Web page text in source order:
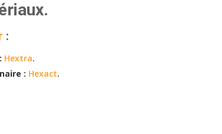
:
Hextra.
: Hexact.